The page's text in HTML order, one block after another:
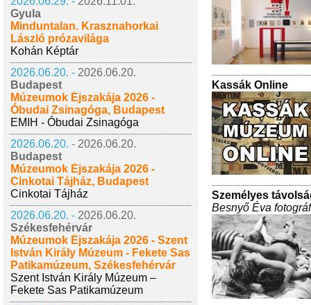
Gyula
Minduntalan. Krasznahorkai
László prózavilága
Kohán Képtár
2026.06.20. - 2026.06.20.
Budapest
Múzeumok Éjszakája 2026 -
Óbudai Zsinagóga, Budapest
EMIH - Óbudai Zsinagóga
2026.06.20. - 2026.06.20.
Budapest
Múzeumok Éjszakája 2026 -
Cinkotai Tájház, Budapest
Cinkotai Tájház
2026.06.20. - 2026.06.20.
Székesfehérvár
Múzeumok Éjszakája 2026 - Szent
István Király Múzeum - Fekete Sas
Patikamúzeum, Székesfehérvár
Szent István Király Múzeum –
Fekete Sas Patikamúzeum
Kassák Online
Személyes
Besnyő Éva